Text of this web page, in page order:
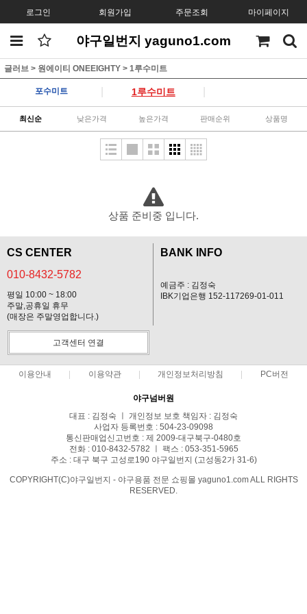
로그인 회원가입 주문조회 마이페이지
야구일번지 yaguno1.com
글러브 > 원에이티 ONEEIGHTY > 1루수미트
포수미트 1루수미트
최신순 낮은가격 높은가격 판매순위 상품명
상품 준비중 입니다.
CS CENTER
010-8432-5782
평일 10:00 ~ 18:00
주말,공휴일 휴무
(매장은 주말영업합니다.)
BANK INFO
예금주 : 김정숙
IBK기업은행 152-117269-01-011
고객센터 연결
이용안내 이용약관 개인정보처리방침 PC버전
야구넘버원
대표 : 김정숙 ㅣ 개인정보 보호 책임자 : 김정숙
사업자 등록번호 : 504-23-09098
통신판매업신고번호 : 제 2009-대구북구-0480호
전화 : 010-8432-5782 ㅣ 팩스 : 053-351-5965
주소 : 대구 북구 고성로190 야구일번지 (고성동2가 31-6)
COPYRIGHT(C)야구일번지 - 야구용품 전문 쇼핑몰 yaguno1.com ALL RIGHTS
RESERVED.